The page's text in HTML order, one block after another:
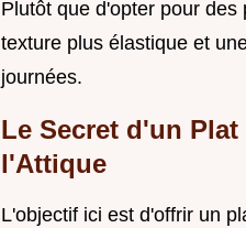
Plutôt que d'opter pour
texture plus élastique et
journées.
Le Secret d'un
l'Attique
L'objectif ici est d'offrir un